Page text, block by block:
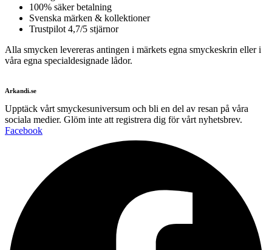
100% säker betalning
Svenska märken & kollektioner
Trustpilot 4,7/5 stjärnor
Alla smycken levereras antingen i märkets egna smyckeskrin eller i
våra egna specialdesignade lådor.
Arkandi.se
Upptäck vårt smyckesuniversum och bli en del av resan på våra
sociala medier. Glöm inte att registrera dig för vårt nyhetsbrev.
Facebook